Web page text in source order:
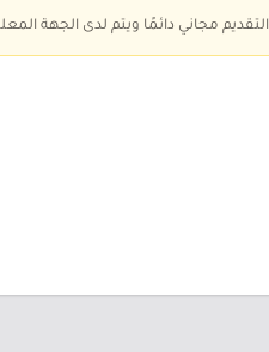
التقديم مجاني دائمًا ويتم لدى الجهة